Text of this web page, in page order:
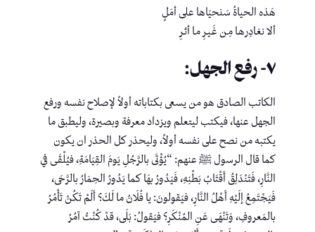
‏هَذه الحياةُ سَنحيَاها على أمَلٍ
ألا نغـادِرهـا مِـن غَـيـرِ مـا أثـرِ
٧- رفع الجهل:
الكاتب الصادق هو من يسعى بكتاباته أولاً لإصلاح نفسه ورفع
الجهل عنها، فيكتب ليتعلم ويزداد معرفة وبصيرة، وليطبق ما
يكتبه من نصح على نفسه أولاً، وليحذر كل الحذر ان يكون
كما قال الرسول ﷺ عنهم: “يُؤْتَى بالرَّجُلِ يَومَ القِيَامَةِ، فيُلْقَى في
النَّارِ، فَتَنْدَلِقُ أَقْتَابُ بَطْنِهِ، فَيَدُورُ بهَا كما يَدُورُ الحِمَارُ بالرَّحَى،
فَيَجْتَمِعُ إلَيْهِ أَهْلُ النَّارِ، فيَقولونَ: يا فُلَانُ ما لَكَ؟ أَلَمْ تَكُنْ تَأْمُرُ
بالمَعروفِ، وَتَنْهَى عَنِ المُنْكَرِ؟ فيَقولُ: بَلَى، قدْ كُنْتُ آمُرُ